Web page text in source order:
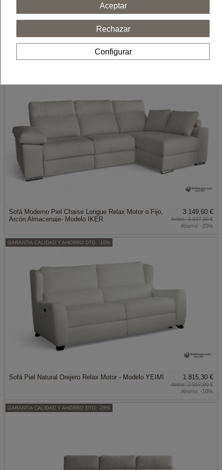
Ahorro:-28%
Sofá Moderno Piel Chaise Longue Relax Motor o Fijo,
Arcón Almacenaje- Modelo IKER
3.149,60 €
3.937,00 €
Ahorro: -20%
GARANTIA CALIDAD Y AHORRO DTO: -10%
Sofá Piel Natural Orejero Relax Motor - Modelo YEIMI 1.815,30 €
2.017,00 €
Ahorro: -10%
GARANTIA CALIDAD Y AHORRO DTO: -28%
Aceptar
Rechazar
Configurar